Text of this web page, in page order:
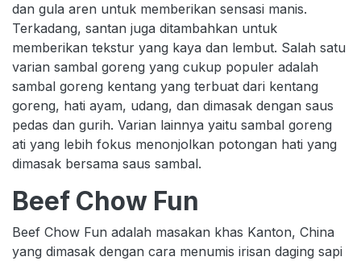
dan gula aren untuk memberikan sensasi manis.
Terkadang, santan juga ditambahkan untuk
memberikan tekstur yang kaya dan lembut. Salah satu
varian sambal goreng yang cukup populer adalah
sambal goreng kentang yang terbuat dari kentang
goreng, hati ayam, udang, dan dimasak dengan saus
pedas dan gurih. Varian lainnya yaitu sambal goreng
ati yang lebih fokus menonjolkan potongan hati yang
dimasak bersama saus sambal.
Beef Chow Fun
Beef Chow Fun adalah masakan khas Kanton, China
yang dimasak dengan cara menumis irisan daging sapi